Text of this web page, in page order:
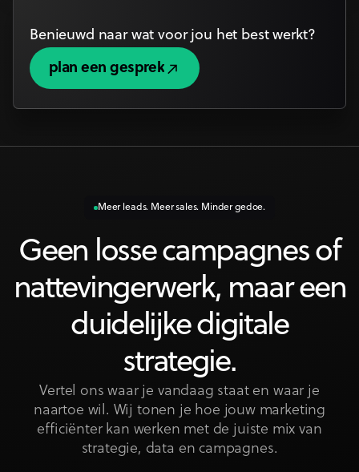
Benieuwd naar wat voor jou het best werkt?
plan een gesprek
plan een gesprek
Meer leads. Meer sales. Minder gedoe.
Geen losse campagnes of
nattevingerwerk, maar een
duidelijke digitale
strategie.
Vertel ons waar je vandaag staat en waar je
naartoe wil. Wij tonen je hoe jouw marketing
efficiënter kan werken met de juiste mix van
strategie, data en campagnes.